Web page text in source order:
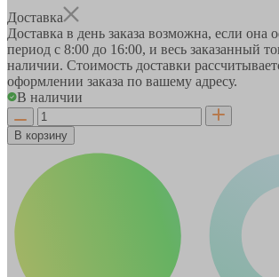
Доставка
Доставка в день заказа возможна, если она
период с 8:00 до 16:00, и весь заказанный
наличии. Стоимость доставки
оформлении заказа по вашему адресу.
В наличии
В корзину